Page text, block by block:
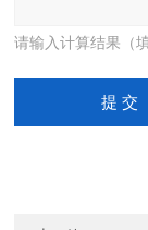
请输入计算结果（